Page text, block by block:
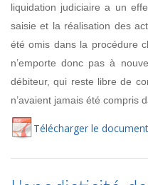
liquidation judiciaire a un
saisie et la réalisation des
été omis dans la procédure
n’emporte donc pas à
débiteur, qui reste libre de
n’avaient jamais été compris
Télécharger le document